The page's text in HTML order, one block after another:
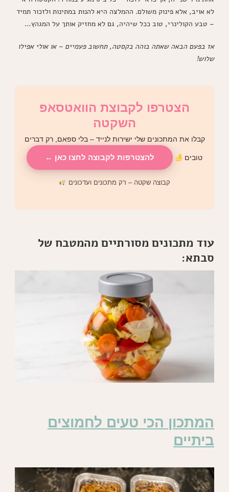
לא אויב, אלא פינוק משולם. ההמלצה היא להנות במתינות ולזכור תמיד
– טבע הקולינרי, טוב ככל שיהיה, גם לא מחזיק אותך על המגהץ…
אז בפעם הבאה שאתה בוהה בקסטה, תחשוב פעמיים – או אולי אפילו
שלוש!
הצטרפו לקבוצת הוואטסאפ
השקטה
קבלו את המתכונים שלי ישירות לנייד – בלי ספאם, רק דברים
טובים להצטרפות לקבוצה לחצו כאן ←
קבוצה שקטה – רק מתכונים ועדכונים
עוד מתכונים מסורתיים מהמטבח של
סבתא:
המתכון הכי טעים לחמוצים
ביתיים